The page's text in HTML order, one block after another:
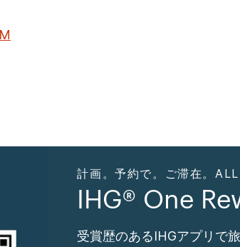
計画。予約で。ご滞在。
IHG® One
受賞歴のあるIHGアプリで